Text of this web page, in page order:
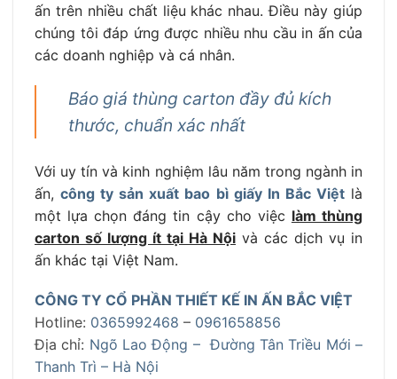
ấn trên nhiều chất liệu khác nhau. Điều này giúp
chúng tôi đáp ứng được nhiều nhu cầu in ấn của
các doanh nghiệp và cá nhân.
Báo giá thùng carton đầy đủ kích
thước, chuẩn xác nhất
Với uy tín và kinh nghiệm lâu năm trong ngành in
ấn,công ty sản xuất bao bì giấy In Bắc Việt là
một lựa chọn đáng tin cậy cho việc làm thùng
carton số lượng ít tại Hà Nội và các dịch vụ in
ấn khác tại Việt Nam.
CÔNG TY CỔ PHẦN THIẾT KẾ IN ẤN BẮC VIỆT
Hotline: 0365992468 – 0961658856
Địa chỉ: Ngõ Lao Động – Đường Tân Triều Mới –
Thanh Trì – Hà Nội